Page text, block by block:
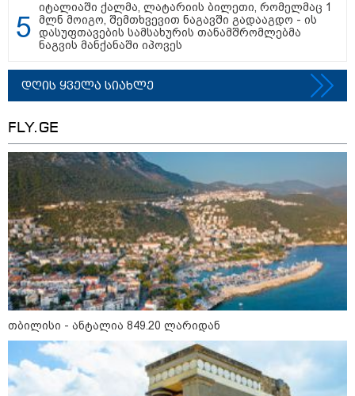
„ოქტომბრისთვის საქართველოს
არჩევანის გაკეთება მოუწევს...
შესაძლებლობა შეიძლება
დასრულდეს“ - მირიან
მირიანაშვილის ანალიზი
იბრძოდა, რადგან ომის
დამთავრების არ სჯეროდა...
მეცნიერება
იტალიაში ქალმა, ლატარიის ბილეთი, რომელმაც 1
მლნ მოიგო, შემთხვევით ნაგავში გადააგდო - ის
დასუფთავების სამსახურის თანამშრომლებმა
ნაგვის მანქანაში იპოვეს
დღის ყველა სიახლე
FLY.GE
თბილისი - ანტალია 849.20 ლარიდან